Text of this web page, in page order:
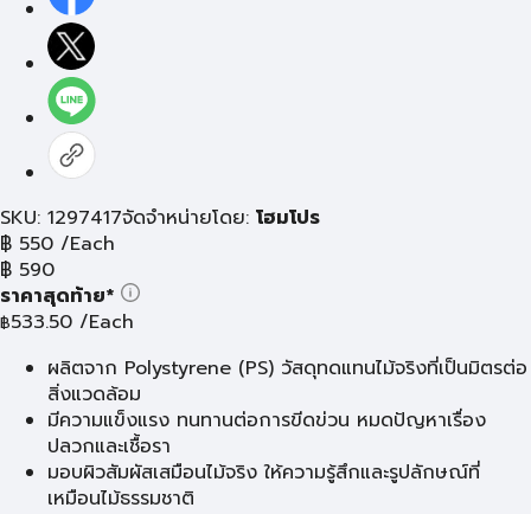
SKU: 1297417จัดจำหน่ายโดย: โฮมโปร
฿ 550 /Each
฿ 590
ราคาสุดท้าย*
฿533.50 /Each
ผลิตจาก Polystyrene (PS) วัสดุทดแทนไม้จริงที่เป็นมิตรต่อ
สิ่งแวดล้อม
มีความแข็งแรง ทนทานต่อการขีดข่วน หมดปัญหาเรื่อง
ปลวกและเชื้อรา
มอบผิวสัมผัสเสมือนไม้จริง ให้ความรู้สึกและรูปลักษณ์ที่
เหมือนไม้ธรรมชาติ